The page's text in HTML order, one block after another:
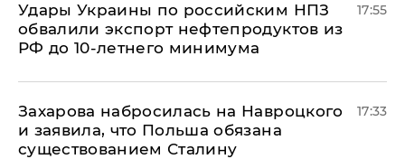
Удары Украины по российским НПЗ
обвалили экспорт нефтепродуктов из
РФ до 10-летнего минимума
17:55
​Захарова набросилась на Навроцкого
и заявила, что Польша обязана
существованием Сталину
17:33